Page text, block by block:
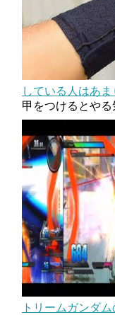
している人はあ
甲をつけるとや
トリームガンダ